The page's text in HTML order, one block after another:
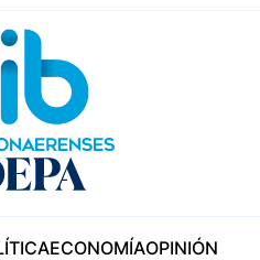
ECONOMÍAOPINIÓN